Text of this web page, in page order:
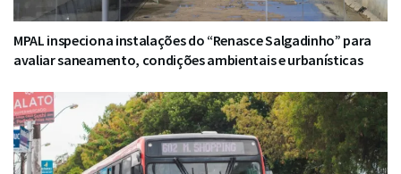
MPAL inspeciona instalações do “Renasce Salgadinho” para
avaliar saneamento, condições ambientais e urbanísticas